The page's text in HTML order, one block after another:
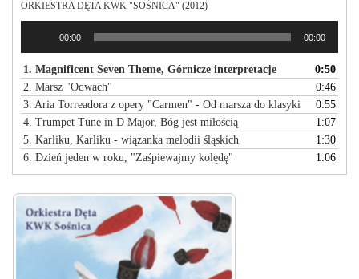
ORKIESTRA DĘTA KWK "SOŚNICA" (2012)
00:00 00:00
1. Magnificent Seven Theme, Górnicze interpretacje
0:50
2. Marsz "Odwach"
0:46
3. Aria Torreadora z opery "Carmen" - Od marsza do klasyki
0:55
4. Trumpet Tune in D Major, Bóg jest miłością
1:07
5. Karliku, Karliku - wiązanka melodii śląskich
1:30
6. Dzień jeden w roku, "Zaśpiewajmy kolędę"
1:06